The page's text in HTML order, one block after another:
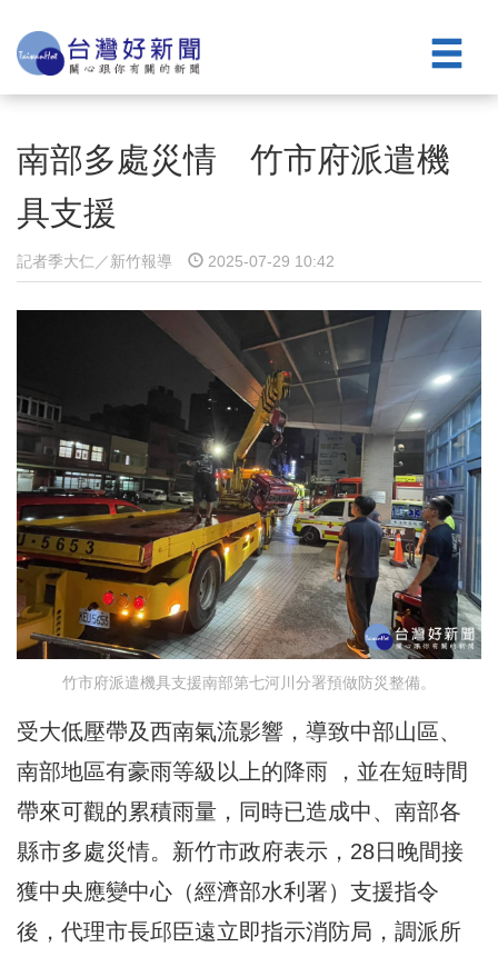
南部多處災情 竹市府派遣機
具支援
記者季大仁／新竹報導 2025-07-29 10:42
竹市府派遣機具支援南部第七河川分署預做防災整備。
受大低壓帶及西南氣流影響，導致中部山區、
南部地區有豪雨等級以上的降雨 ，並在短時間
帶來可觀的累積雨量，同時已造成中、南部各
縣市多處災情。新竹市政府表示，28日晚間接
獲中央應變中心（經濟部水利署）支援指令
後，代理市長邱臣遠立即指示消防局，調派所